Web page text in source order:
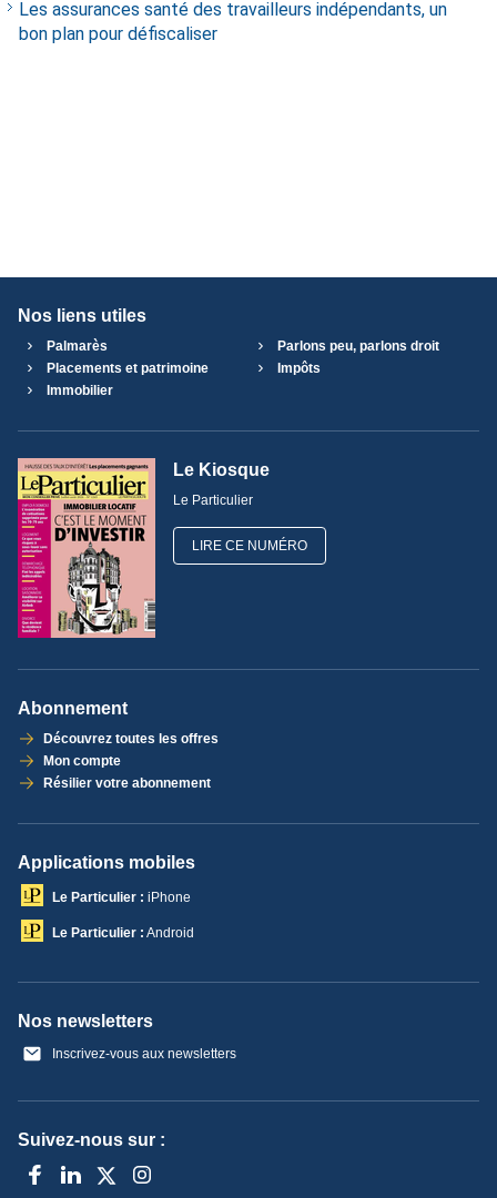
Les assurances santé des travailleurs indépendants, un
bon plan pour défiscaliser
Nos liens utiles
Palmarès
Parlons peu, parlons droit
Placements et patrimoine
Impôts
Immobilier
Le Kiosque
Le Particulier
LIRE CE NUMÉRO
Abonnement
Découvrez toutes les offres
Mon compte
Résilier votre abonnement
Applications mobiles
Le Particulier : iPhone
Le Particulier : Android
Nos newsletters
Inscrivez-vous aux newsletters
Suivez-nous sur :